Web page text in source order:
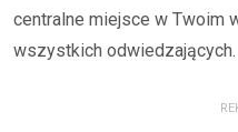
centralne miejsce w Twoim
wszystkich odwiedzających.